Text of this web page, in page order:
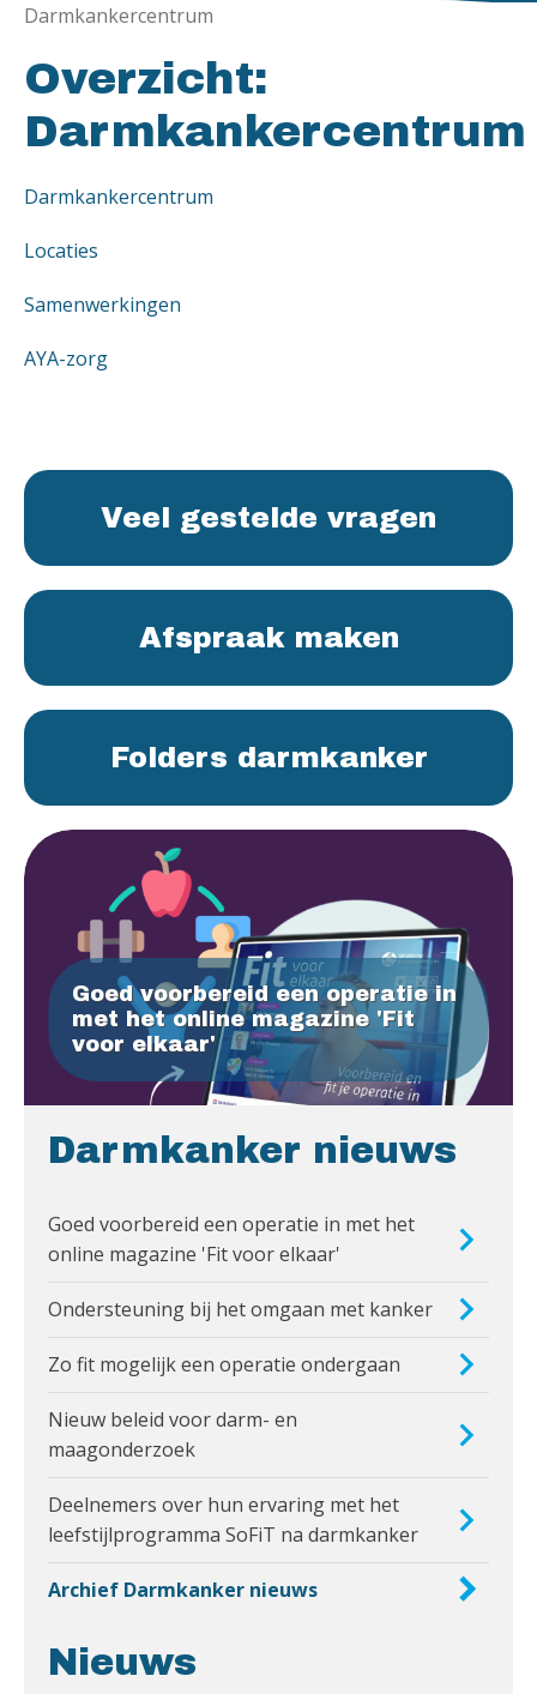
Darmkankercentrum
Overzicht:
Darmkankercentrum
Darmkankercentrum
Locaties
Samenwerkingen
AYA-zorg
Veel gestelde vragen
Afspraak maken
Folders darmkanker
Goed voorbereid een operatie in
met het online magazine 'Fit
voor elkaar'
Darmkanker nieuws
Goed voorbereid een operatie in met het
online magazine 'Fit voor elkaar'
Ondersteuning bij het omgaan met kanker
Zo fit mogelijk een operatie ondergaan
Nieuw beleid voor darm- en
maagonderzoek
Deelnemers over hun ervaring met het
leefstijlprogramma SoFiT na darmkanker
Archief Darmkanker nieuws
Nieuws